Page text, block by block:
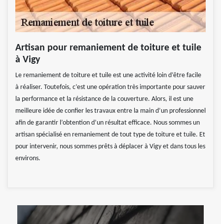
Artisan pour remaniement de toiture et tuile
à Vigy
Le remaniement de toiture et tuile est une activité loin d’être facile
à réaliser. Toutefois, c’est une opération très importante pour sauver
la performance et la résistance de la couverture. Alors, il est une
meilleure idée de confier les travaux entre la main d’un professionnel
afin de garantir l’obtention d’un résultat efficace. Nous sommes un
artisan spécialisé en remaniement de tout type de toiture et tuile. Et
pour intervenir, nous sommes prêts à déplacer à Vigy et dans tous les
environs.